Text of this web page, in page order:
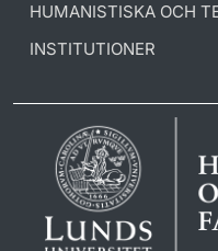
HUMANISTISKA OCH
INSTITUTIONER